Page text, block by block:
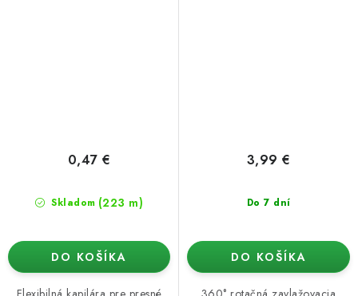
Skladom (223 m)
0,47 €
DO KOŠÍKA
Do 7 dní
3,99 €
DO KOŠÍKA